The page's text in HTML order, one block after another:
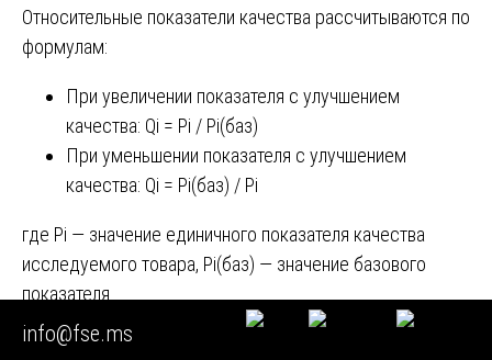
Относительные показатели качества рассчитываются по
формулам:
При увеличении показателя с улучшением
качества: Qi = Pi / Pi(баз)
При уменьшении показателя с улучшением
качества: Qi = Pi(баз) / Pi
где Pi — значение единичного показателя качества
исследуемого товара, Pi(баз) — значение базового
показателя.
Дифференциальный метод позволяет выявить, по каким
info@fse.ms